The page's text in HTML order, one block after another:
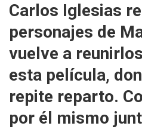
Carlos Iglesias
personajes de
vuelve a
esta película,
repite reparto.
por él mismo